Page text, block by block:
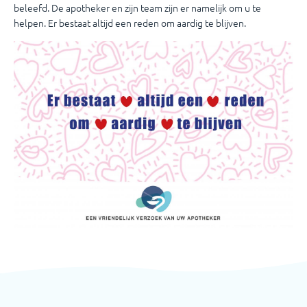
beleefd. De apotheker en zijn team zijn er namelijk om u te
helpen. Er bestaat altijd een reden om aardig te blijven.